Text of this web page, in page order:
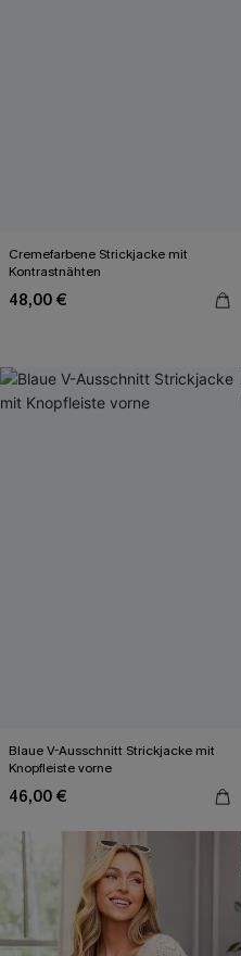
Cremefarbene Strickjacke mit
Kontrastnähten
48,00 €
Blaue V-Ausschnitt Strickjacke mit
Knopfleiste vorne
46,00 €